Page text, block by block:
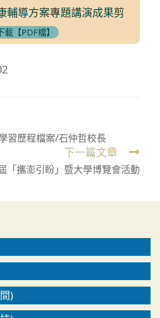
輔導方案專題講演成果剪
載【PDF檔】
習歷程檔案/石仲哲校長
下一篇文章
「攜澎引盼」暨大學博覽會活動
)